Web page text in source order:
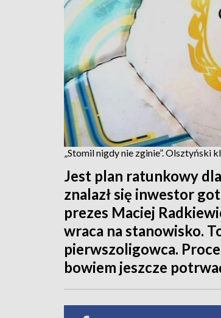
„Stomil nigdy nie zginie”. Olsztyński
Jest plan ratunkowy
znalazł się inwestor
prezes Maciej
wraca na stanowisko.
pierwszoligowca.
bowiem jeszcze